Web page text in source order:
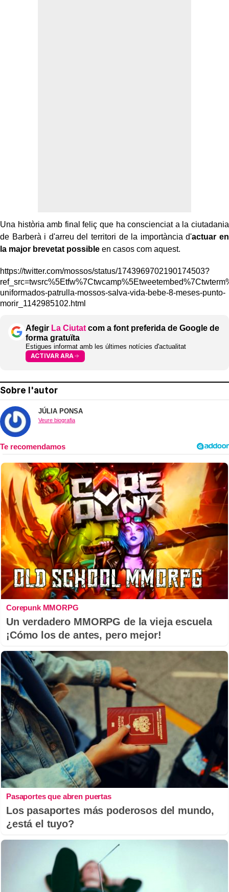
Una història amb final feliç que ha conscienciat a la ciutadania
de Barberà i d'arreu del territori de la importància d'actuar en
la major brevetat possible en casos com aquest.
https://twitter.com/mossos/status/1743969702190174503?
uniformados-patrulla-mossos-salva-vida-bebe-8-meses-punto-
morir_1142985102.html
Afegir La Ciutat com a font preferida de Google de
forma gratuïta
Estigues informat amb les últimes notícies d'actualitat
ACTIVAR ARA
Sobre l'autor
JÚLIA PONSA
Veure biografia
Corepunk MMORPG
Un verdadero MMORPG de la vieja escuela
¡Cómo los de antes, pero mejor!
Pasaportes que abren puertas
Los pasaportes más poderosos del mundo,
¿está el tuyo?